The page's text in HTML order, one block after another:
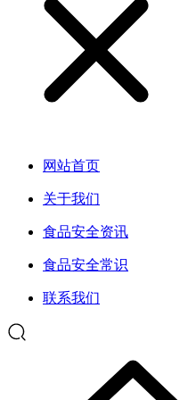
网站首页
关于我们
食品安全资讯
食品安全常识
联系我们